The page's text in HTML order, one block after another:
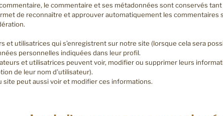
le commentaire et ses métadonnées sont conservés
de reconnaître et approuver automatiquement les commentaires
et utilisatrices qui s’enregistrent sur notre site (lorsque cela sera
personnelles indiquées dans leur profil.
et utilisatrices peuvent voir, modifier ou supprimer leurs
de leur nom d’utilisateur).
site peut aussi voir et modifier ces informations.